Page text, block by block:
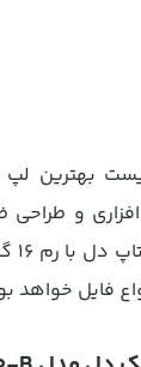
فایل